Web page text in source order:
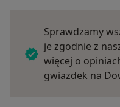
Sprawdzamy
je zgodnie z
więcej o
gwiazdek na